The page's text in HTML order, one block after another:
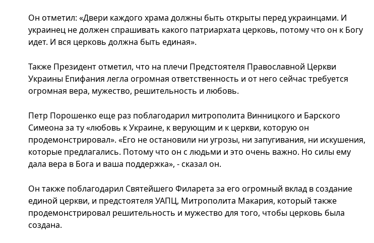
Он отметил: «Двери каждого храма должны быть открыты перед украинцами. И
украинец не должен спрашивать какого патриархата церковь, потому что он к Богу
идет. И вся церковь должна быть единая».
Также Президент отметил, что на плечи Предстоятеля Православной Церкви
Украины Епифания легла огромная ответственность и от него сейчас требуется
огромная вера, мужество, решительность и любовь.
Петр Порошенко еще раз поблагодарил митрополита Винницкого и Барского
Симеона за ту «любовь к Украине, к верующим и к церкви, которую он
продемонстрировал». «Его не остановили ни угрозы, ни запугивания, ни искушения,
которые предлагались. Потому что он с людьми и это очень важно. Но силы ему
дала вера в Бога и ваша поддержка», - сказал он.
Он также поблагодарил Святейшего Филарета за его огромный вклад в создание
единой церкви, и предстоятеля УАПЦ, Митрополита Макария, который также
продемонстрировал решительность и мужество для того, чтобы церковь была
создана.